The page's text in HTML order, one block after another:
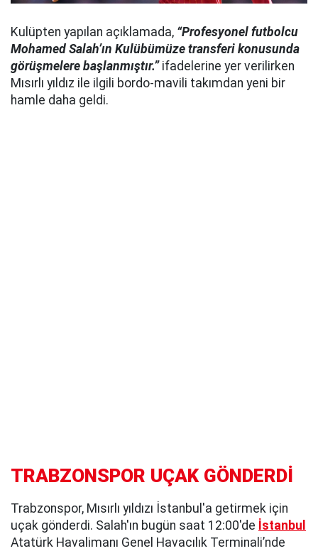
Kulüpten yapılan açıklamada, “Profesyonel futbolcu
Mohamed Salah’ın Kulübümüze transferi konusunda
görüşmelere başlanmıştır.”ifadelerine yer verilirken
Mısırlı yıldız ile ilgili bordo-mavili takımdan yeni bir
hamle daha geldi.
TRABZONSPOR UÇAK GÖNDERDİ
Trabzonspor, Mısırlı yıldızı İstanbul'a getirmek için
uçak gönderdi. Salah'ın bugün saat 12:00'de İstanbul
Atatürk Havalimanı Genel Havacılık Terminali’nde